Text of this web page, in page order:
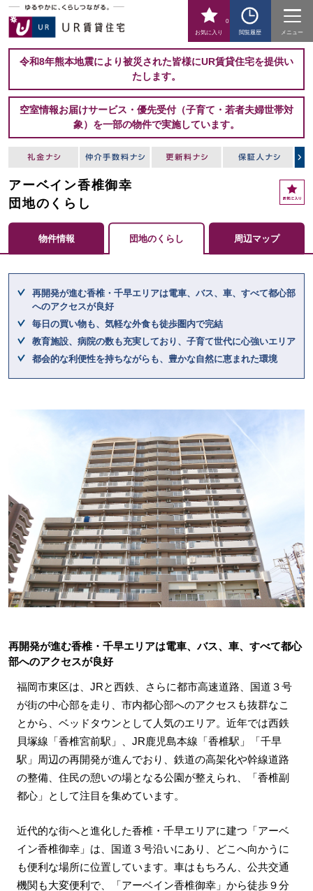
お気に入り
0
閲覧履歴
メニュー
令和8年熊本地震により被災された皆様にUR賃貸住宅を提供い
たします。
空室情報お届けサービス・優先受付（子育て・若者夫婦世帯対
象）を一部の物件で実施しています。
アーベイン香椎御幸
団地のくらし
お
気
入
り
物件情報 団地のくらし 周辺マップ
再開発が進む香椎・千早エリアは電車、バス、車、すべて都心部
へのアクセスが良好
毎日の買い物も、気軽な外食も徒歩圏内で完結
教育施設、病院の数も充実しており、子育て世代に心強いエリア
都会的な利便性を持ちながらも、豊かな自然に恵まれた環境
再開発が進む香椎・千早エリアは電車、バス、車、すべて都心
部へのアクセスが良好
福岡市東区は、JRと西鉄、さらに都市高速道路、国道３号
が街の中心部を走り、市内都心部へのアクセスも抜群なこ
とから、ベッドタウンとして人気のエリア。近年では西鉄
貝塚線「香椎宮前駅」、JR鹿児島本線「香椎駅」「千早
駅」周辺の再開発が進んでおり、鉄道の高架化や幹線道路
の整備、住民の憩いの場となる公園が整えられ、「香椎副
都心」として注目を集めています。
近代的な街へと進化した香椎・千早エリアに建つ「アーベ
イン香椎御幸」は、国道３号沿いにあり、どこへ向かうに
も便利な場所に位置しています。車はもちろん、公共交通
機関も大変便利で、「アーベイン香椎御幸」から徒歩９分